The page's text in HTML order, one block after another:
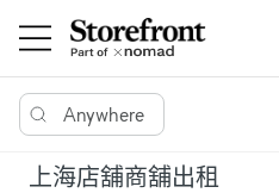
Anywhere
上海店舖商舖出租